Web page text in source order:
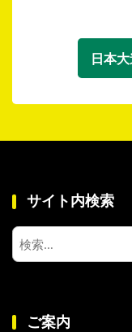
日本
サイト内検索
検
索:
ご案内